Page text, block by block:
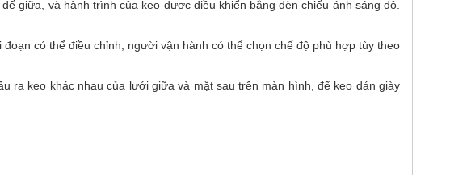
giữa, và hành trình của keo được điều khiển bằng đèn chiếu ánh sáng đỏ.
có thể điều chỉnh, người vận hành có thể chọn chế độ phù hợp tùy theo
ra keo khác nhau của lưới giữa và mặt sau trên màn hình, để keo dán giày